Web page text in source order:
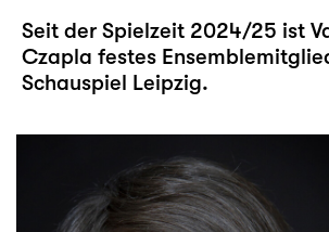
Seit der Spielzeit 2024/25 ist
Czapla festes
Schauspiel Leipzig.